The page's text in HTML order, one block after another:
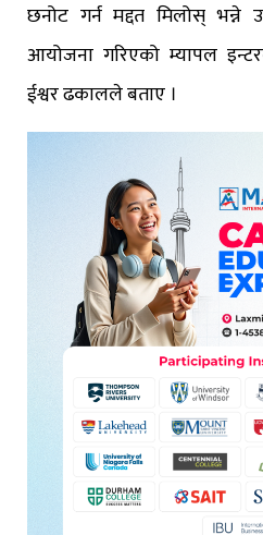
छनोट गर्न मद्दत मिलोस् भन्ने
आयोजना गरिएको म्यापल
ईश्वर ढकालले बताए ।